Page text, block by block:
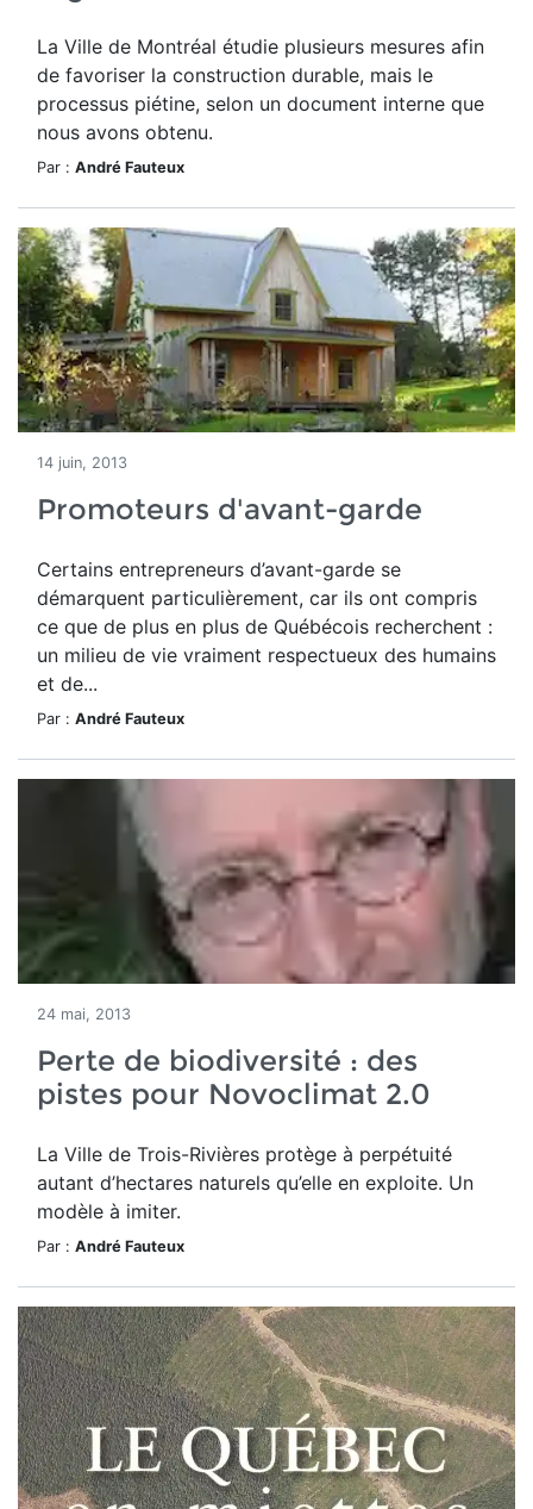
La Ville de Montréal étudie plusieurs mesures afin
de favoriser la construction durable, mais le
processus piétine, selon un document interne que
nous avons obtenu.
Par : André Fauteux
14 juin, 2013
Promoteurs d'avant-garde
Certains entrepreneurs d’avant-garde se
démarquent particulièrement, car ils ont compris
ce que de plus en plus de Québécois recherchent :
un milieu de vie vraiment respectueux des humains
et de...
Par : André Fauteux
24 mai, 2013
Perte de biodiversité : des
pistes pour Novoclimat 2.0
La Ville de Trois-Rivières protège à perpétuité
autant d’hectares naturels qu’elle en exploite. Un
modèle à imiter.
Par : André Fauteux